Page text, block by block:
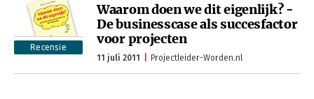
Recensie
Waarom doen we dit eigenlijk? -
De businesscase als succesfactor
voor projecten
11 juli 2011 Projectleider-Worden.nl